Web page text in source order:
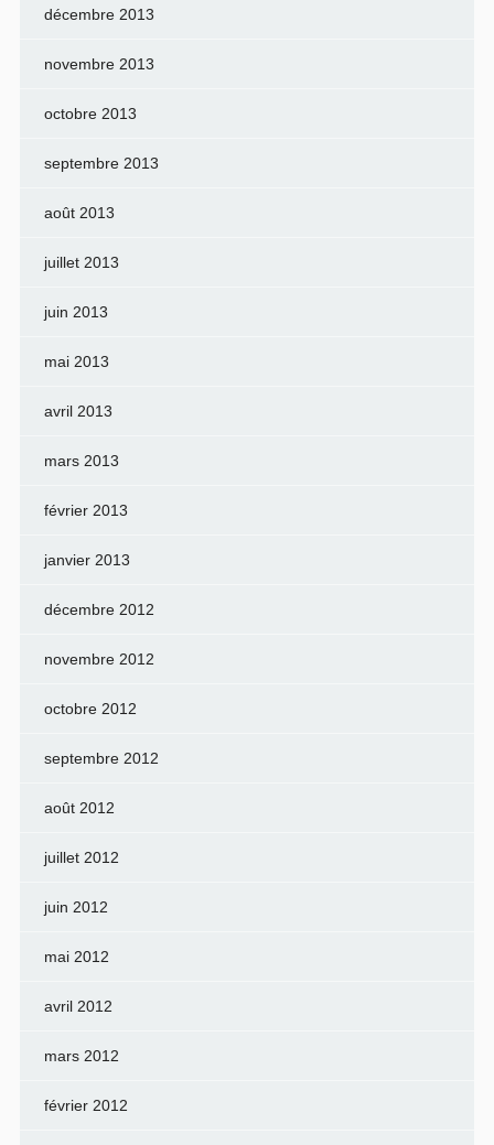
décembre 2013
novembre 2013
octobre 2013
septembre 2013
août 2013
juillet 2013
juin 2013
mai 2013
avril 2013
mars 2013
février 2013
janvier 2013
décembre 2012
novembre 2012
octobre 2012
septembre 2012
août 2012
juillet 2012
juin 2012
mai 2012
avril 2012
mars 2012
février 2012